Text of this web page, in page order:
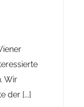
Wir
der [...]